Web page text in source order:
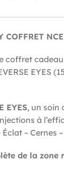
COFFRET
coffret
EYES
EYES, un soin
à
– Cernes
de la zone